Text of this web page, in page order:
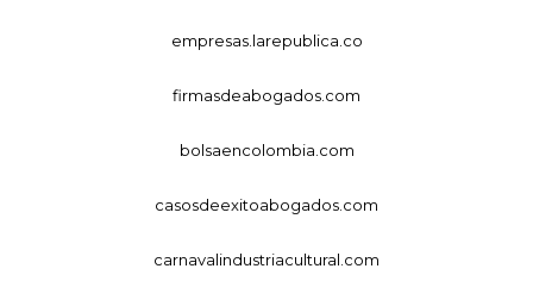
empresas.larepublica.co
firmasdeabogados.com
bolsaencolombia.com
casosdeexitoabogados.com
carnavalindustriacultural.com